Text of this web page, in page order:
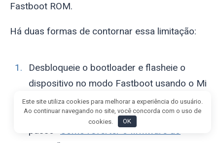
Fastboot ROM.
Há duas formas de contornar essa limitação:
Desbloqueie o bootloader e flasheie o
dispositivo no modo Fastboot usando o Mi
Flash Pro. Para instalar um firmware mais
antigo, use as nossas instruções passo a
passo “
Como reverter o firmware do
Este site utiliza cookies para melhorar a experiência do usuário.
Ao continuar navegando no site, você concorda com o uso de
cookies.
OK